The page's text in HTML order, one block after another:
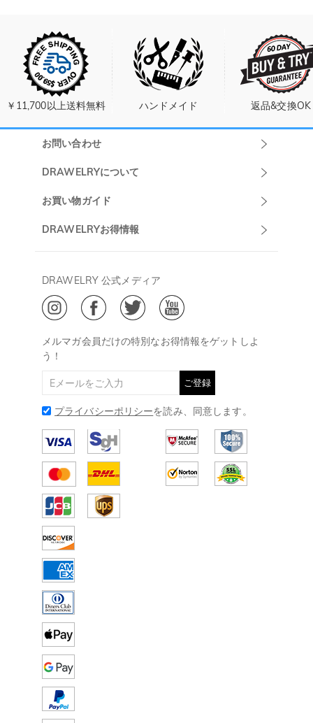
￥11,700以上送料無料 ハンドメイド 返品&交換OK
お問い合わせ
DRAWELRYについて
DRAWELRYについて
ご利用規約
ご特定商取引法に基づく表示
お買い物ガイド
発送について
ジュエリーお手入れ
Drawelry Blog
DRAWELRYお得情報
会員・ポイントについて
メルマガ会員だけの特別なお得情報をゲットしよ
う！
ご登録
プライバシーポリシーを読み、同意します。
DRAWELRY 公式メディア